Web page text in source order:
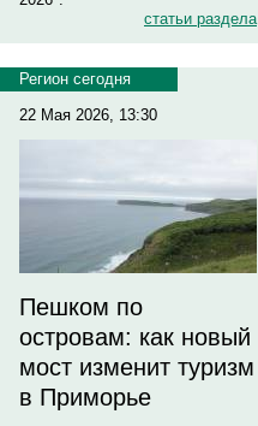
статьи раздела
Регион сегодня
22 Мая 2026, 13:30
Пешком по
островам: как новый
мост изменит туризм
в Приморье